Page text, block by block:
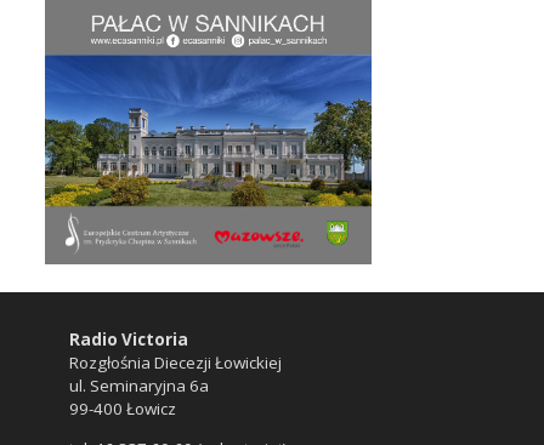
Radio Victoria
Rozgłośnia Diecezji Łowickiej
ul. Seminaryjna 6a
99-400 Łowicz